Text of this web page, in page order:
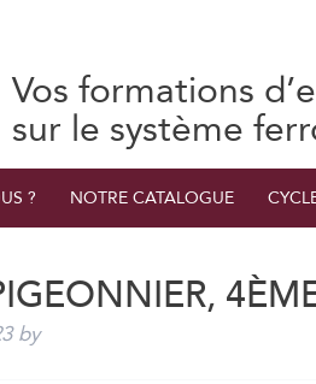
Vos formations
sur le système
? NOTRE CATALOGUE
by